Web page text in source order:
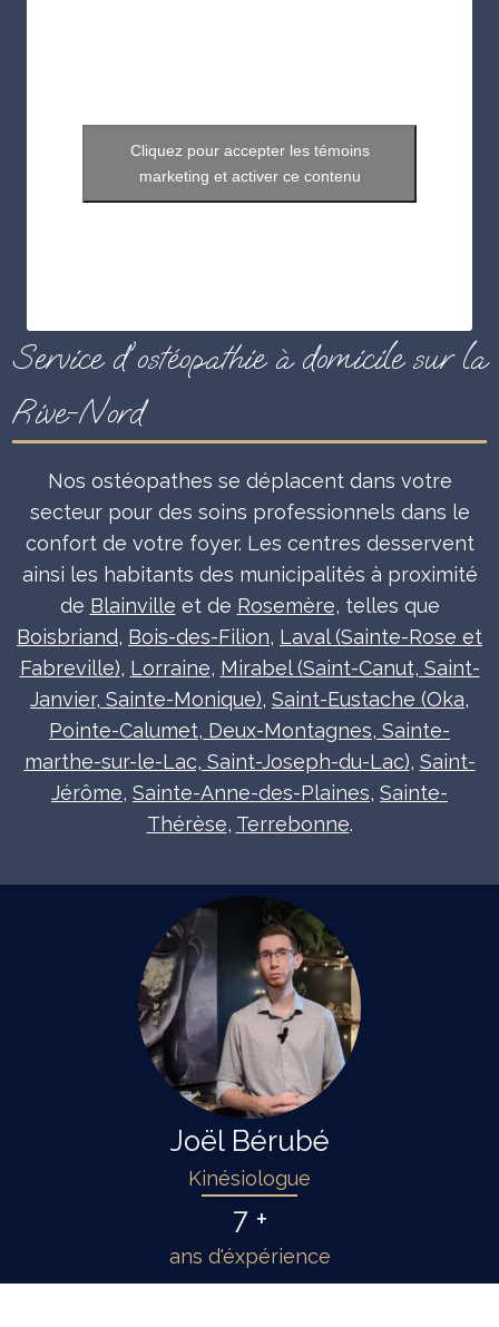
En conclusion, si les différentes thérapies
manuelles offrent des approches variées,
l'ostéopathie se distingue par savision globale
Cliquez pour accepter les témoins
marketing et activer ce contenu
Service d'ostéopathie à domicile sur la
Rive-Nord
Nos ostéopathes se déplacent dans votre
secteur pour des soins professionnels dans le
confort de votre foyer. Les centres desservent
ainsi les habitants des municipalités à proximité
de Blainville et de Rosemère, telles que
Boisbriand, Bois-des-Filion, Laval (Sainte-Rose et
Fabreville), Lorraine, Mirabel (Saint-Canut, Saint-
Janvier, Sainte-Monique), Saint-Eustache (Oka,
Pointe-Calumet, Deux-Montagnes, Sainte-
marthe-sur-le-Lac, Saint-Joseph-du-Lac), Saint-
Jérôme, Sainte-Anne-des-Plaines, Sainte-
Thérèse, Terrebonne.
Joël Bérubé
Kinésiologue
7 +
ans d'éxpérience